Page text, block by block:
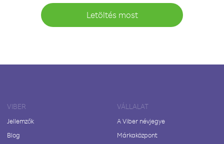
Letöltés most
VIBER
Jellemzők
Blog
VÁLLALAT
A Viber névjegye
Márkaközpont